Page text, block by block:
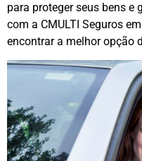
para proteger seus bens e
com a CMULTI Seguros
encontrar a melhor opção